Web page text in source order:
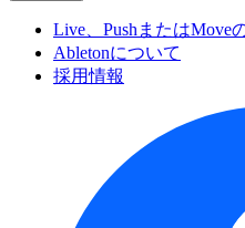
Live、PushまたはMove
Abletonについて
採用情報